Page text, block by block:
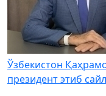
Ўзбекистон
президент этиб